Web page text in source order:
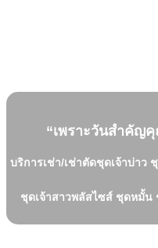
“เพราะวันสำคัญ
บริการเช่า/เช่าตัดชุดเจ้าบ่าว
ชุดเจ้าสาวพลัสไซส์ ชุดหมั้น